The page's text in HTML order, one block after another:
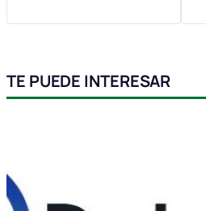
TE PUEDE INTERESAR